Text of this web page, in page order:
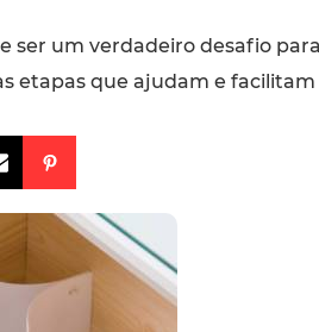
ser um verdadeiro desafio
etapas que ajudam e facilitam